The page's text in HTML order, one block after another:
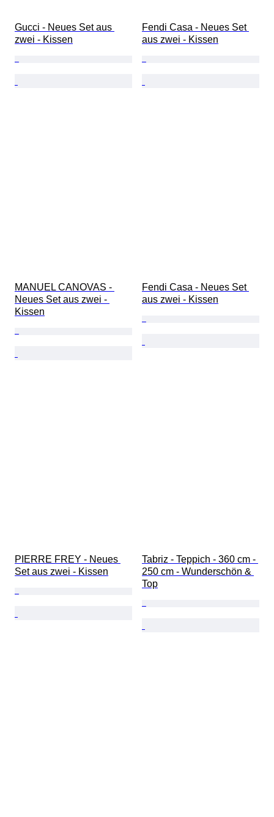
Gucci - Neues Set aus
zwei - Kissen
Fendi Casa - Neues Set
aus zwei - Kissen
MANUEL CANOVAS -
Neues Set aus zwei -
Kissen
Fendi Casa - Neues Set
aus zwei - Kissen
PIERRE FREY - Neues
Set aus zwei - Kissen
Tabriz - Teppich - 360 cm -
250 cm - Wunderschön &
Top